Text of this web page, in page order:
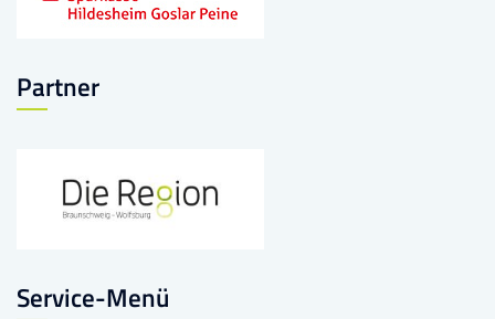
Partner
Service-Menü